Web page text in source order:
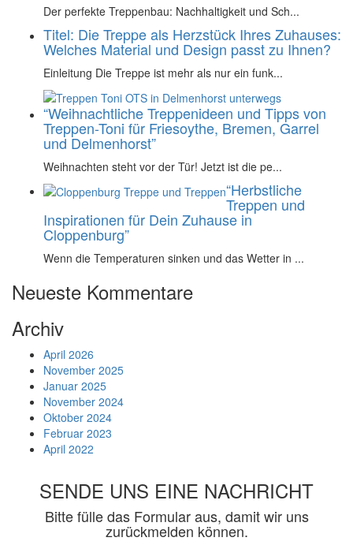
Der perfekte Treppenbau: Nachhaltigkeit und Sch...
Titel: Die Treppe als Herzstück Ihres Zuhauses:
Welches Material und Design passt zu Ihnen?
Einleitung Die Treppe ist mehr als nur ein funk...
“Weihnachtliche Treppenideen und Tipps von
Treppen-Toni für Friesoythe, Bremen, Garrel
und Delmenhorst”
Weihnachten steht vor der Tür! Jetzt ist die pe...
“Herbstliche
Treppen und
Inspirationen für Dein Zuhause in
Cloppenburg”
Wenn die Temperaturen sinken und das Wetter in ...
Neueste Kommentare
Archiv
April 2026
November 2025
Januar 2025
November 2024
Oktober 2024
Februar 2023
April 2022
SENDE UNS EINE NACHRICHT
Bitte fülle das Formular aus, damit wir uns
zurückmelden können.